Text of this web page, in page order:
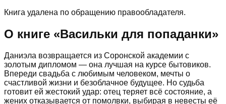
Книга удалена по обращению правообладателя.
О книге «Васильки для попаданки»
Даниэла возвращается из Соронской академии с
золотым дипломом — она лучшая на курсе бытовиков.
Впереди свадьба с любимым человеком, мечты о
счастливой жизни и безоблачное будущее. Но судьба
готовит ей жестокий удар: отец теряет всё состояние, а
жених отказывается от помолвки, выбирая в невесты её